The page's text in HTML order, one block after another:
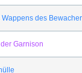
des
Garnison